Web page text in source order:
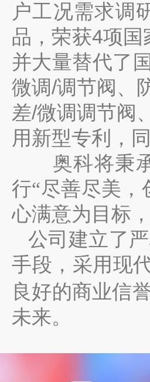
户工况需求调
品，荣获4项国
并大量替代了
微调/调节阀、
差/微调调节阀
用新型专利，
奥科将秉
行“尽善尽美
心满意为目标
公司建立了
手段，采用现
良好的商业信
未来。